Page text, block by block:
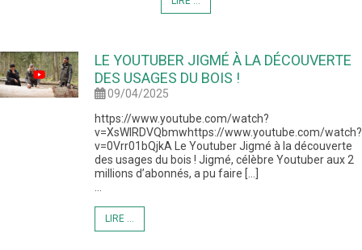
LE YOUTUBER JIGMÉ À LA DÉCOUVERTE
DES USAGES DU BOIS !
09/04/2025
https://www.youtube.com/watch?
v=XsWIRDVQbmwhttps://www.youtube.com/watch?
v=0Vrr01bQjkA Le Youtuber Jigmé à la découverte
des usages du bois ! Jigmé, célèbre Youtuber aux 2
millions d’abonnés, a pu faire […]
LIRE ...